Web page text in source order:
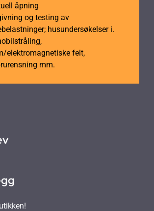
åpning
og testing av
husundersøkelser i.
elektromagnetiske felt,
mm.